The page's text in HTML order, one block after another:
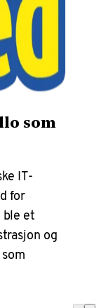
som
IT-
for
et
og